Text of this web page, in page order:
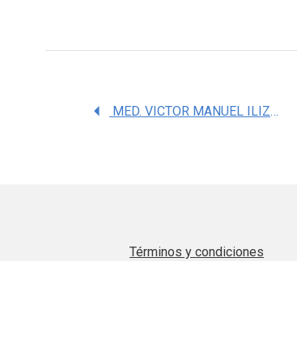
MED. VICTOR MANUEL ILIZALITURRI SANCHEZ
Términos y condiciones